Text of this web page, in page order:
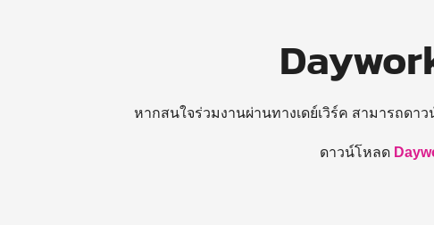
หากสนใจร่วมงานผ่านทางเดย์เวิร์ค สามารถดา
ดาวน์โหลด